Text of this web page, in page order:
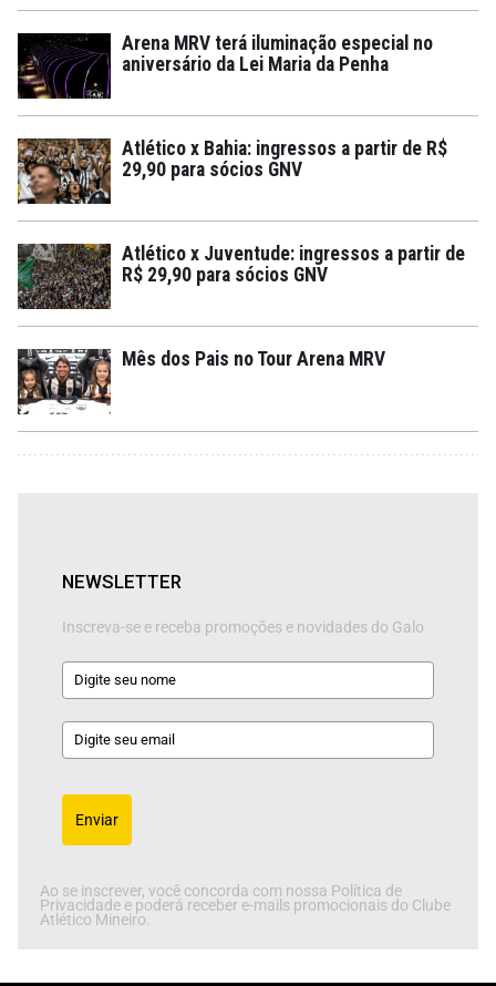
Arena MRV terá iluminação especial no
aniversário da Lei Maria da Penha
Atlético x Bahia: ingressos a partir de R$
29,90 para sócios GNV
Atlético x Juventude: ingressos a partir de
R$ 29,90 para sócios GNV
Mês dos Pais no Tour Arena MRV
NEWSLETTER
Inscreva-se e receba promoções e novidades do Galo
Enviar
Ao se inscrever, você concorda com nossa Política de
Privacidade e poderá receber e-mails promocionais do Clube
Atlético Mineiro.